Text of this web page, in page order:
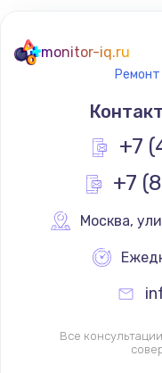
Не
Помехи
monitor-iq.ru
+7
+7
Москва,
Все